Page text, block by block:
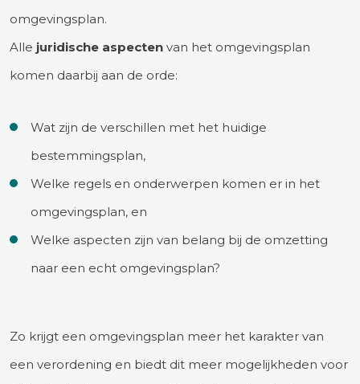
omgevingsplan.
Alle juridische aspecten van het omgevingsplan
komen daarbij aan de orde:
Wat zijn de verschillen met het huidige
bestemmingsplan,
Welke regels en onderwerpen komen er in het
omgevingsplan, en
Welke aspecten zijn van belang bij de omzetting
naar een echt omgevingsplan?
Zo krijgt een omgevingsplan meer het karakter van
een verordening en biedt dit meer mogelijkheden voor